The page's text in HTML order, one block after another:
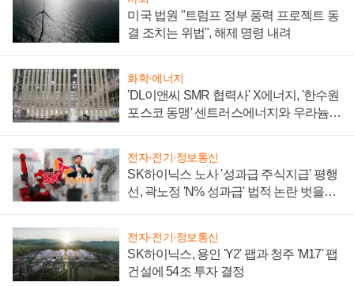
미국 법원 "트럼프 정부 풍력 프로젝트 동
결 조치는 위법", 해제 명령 내려
화학·에너지
'DL이앤씨 SMR 협력사' X에너지, '한수원
포스코 동맹' 센트러스에너지와 우라늄
전자·전기·정보통신
SK하이닉스 노사 '성과급 주식지급' 평행
선, 곽노정 'N% 성과급' 법적 논란 벗을지
전자·전기·정보통신
SK하이닉스, 용인 'Y2' 팹과 청주 'M17' 팹
건설에 54조 투자 결정